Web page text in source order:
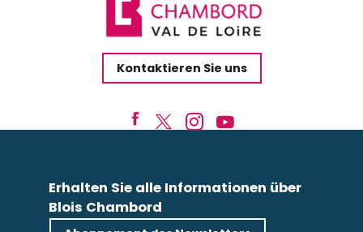
Kontaktieren Sie uns
Erhalten Sie alle Informationen über
Blois Chambord